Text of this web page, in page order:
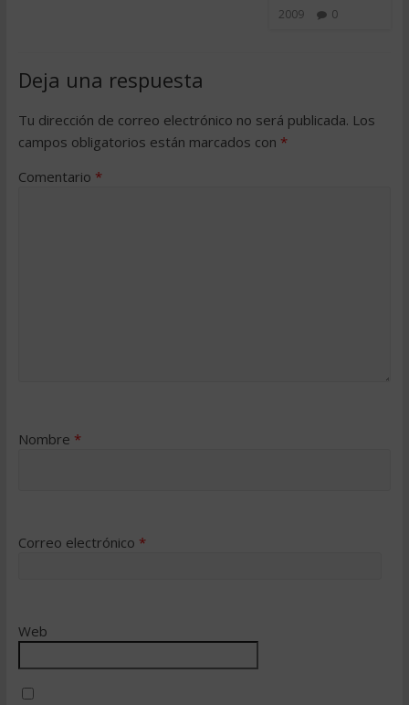
2009
0
Deja una respuesta
Tu dirección de correo electrónico no será publicada. Los
campos obligatorios están marcados con *
Comentario *
Nombre *
Correo electrónico *
Web